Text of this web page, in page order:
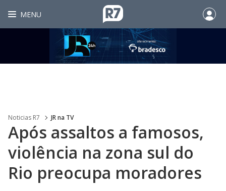
MENU
Noticias R7 JR na TV
Após assaltos a famosos,
violência na zona sul do
Rio preocupa moradores